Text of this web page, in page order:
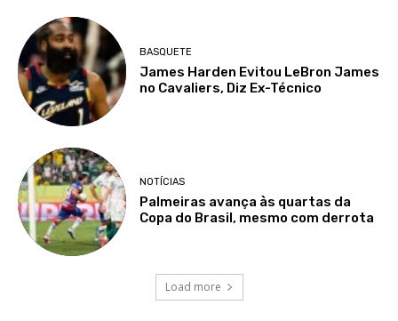
BASQUETE
James Harden Evitou LeBron James
no Cavaliers, Diz Ex-Técnico
NOTÍCIAS
Palmeiras avança às quartas da
Copa do Brasil, mesmo com derrota
Load more